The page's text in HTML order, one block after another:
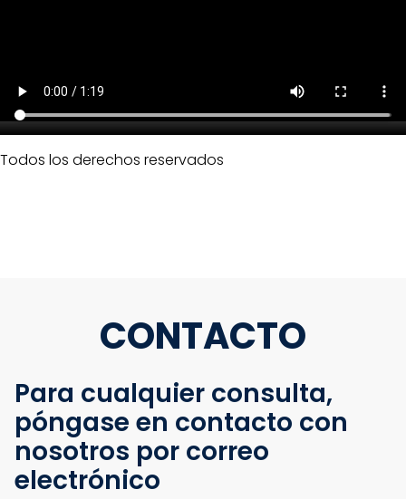
Todos los derechos reservados
CONTACTO
Para cualquier consulta,
póngase en contacto con
nosotros por correo
electrónico